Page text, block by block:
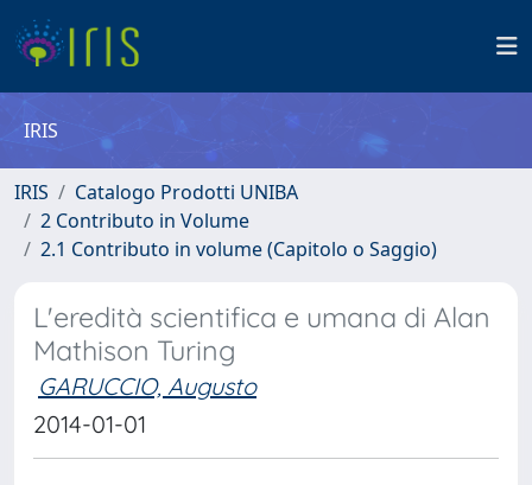
IRIS
IRIS
Catalogo Prodotti UNIBA
2 Contributo in Volume
2.1 Contributo in volume (Capitolo o Saggio)
L'eredità scientifica e umana di Alan
Mathison Turing
GARUCCIO, Augusto
2014-01-01